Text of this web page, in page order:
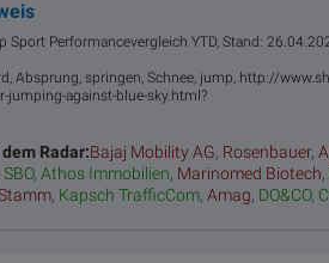
Sport Performancevergleich YTD, Stand:
Absprung, springen, Schnee, jump, http://
jumping-against-blue-sky.html?
Radar:Bajaj Mobility AG, Rosenbauer,
SBO, Athos Immobilien, Marinomed Biotech,
, Kapsch TrafficCom, Amag, DO&CO,